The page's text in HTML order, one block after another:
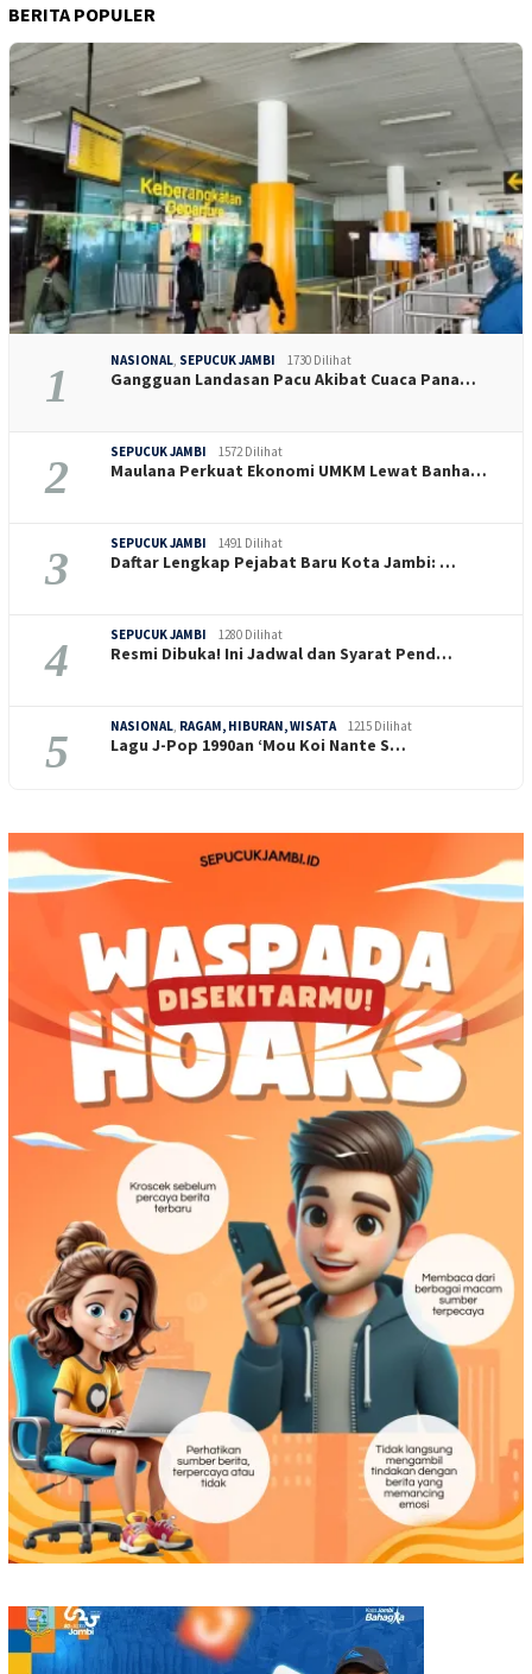
BERITA POPULER
1 NASIONAL, SEPUCUK JAMBI 1730 Dilihat
Gangguan Landasan Pacu Akibat Cuaca Pana…
2 SEPUCUK JAMBI 1572 Dilihat
Maulana Perkuat Ekonomi UMKM Lewat Banha…
3 SEPUCUK JAMBI 1491 Dilihat
Daftar Lengkap Pejabat Baru Kota Jambi: …
4 SEPUCUK JAMBI 1280 Dilihat
Resmi Dibuka! Ini Jadwal dan Syarat Pend…
5 NASIONAL, RAGAM, HIBURAN, WISATA 1215 Dilihat
Lagu J-Pop 1990an ‘Mou Koi Nante S…